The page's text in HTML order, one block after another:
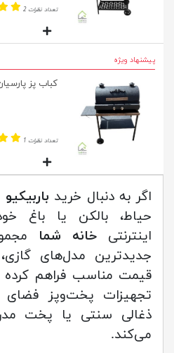
تعداد نظرات 2
پیشنهاد ویژه
کباب پز
تعداد نظرات 1
اگر به دنبال خرید
حیاط، بالکن یا باغ
اینترنتی خانه شما
جدیدترین مدل‌های
قیمت مناسب فراهم
تجهیزات پخت‌وپز
ذغالی سنتی یا پخت
می‌کند.